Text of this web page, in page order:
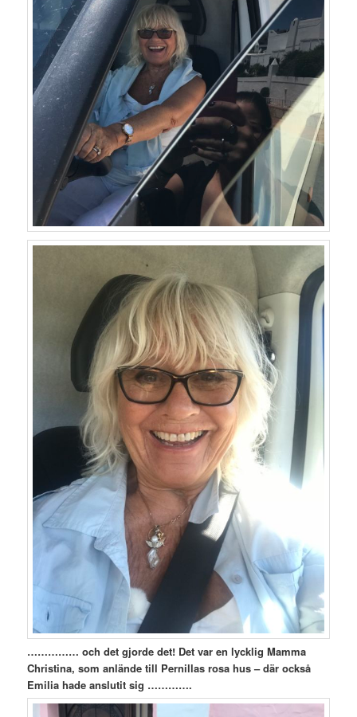
…………… och det gjorde det! Det var en lycklig Mamma
Christina, som anlände till Pernillas rosa hus – där också
Emilia hade anslutit sig ………….